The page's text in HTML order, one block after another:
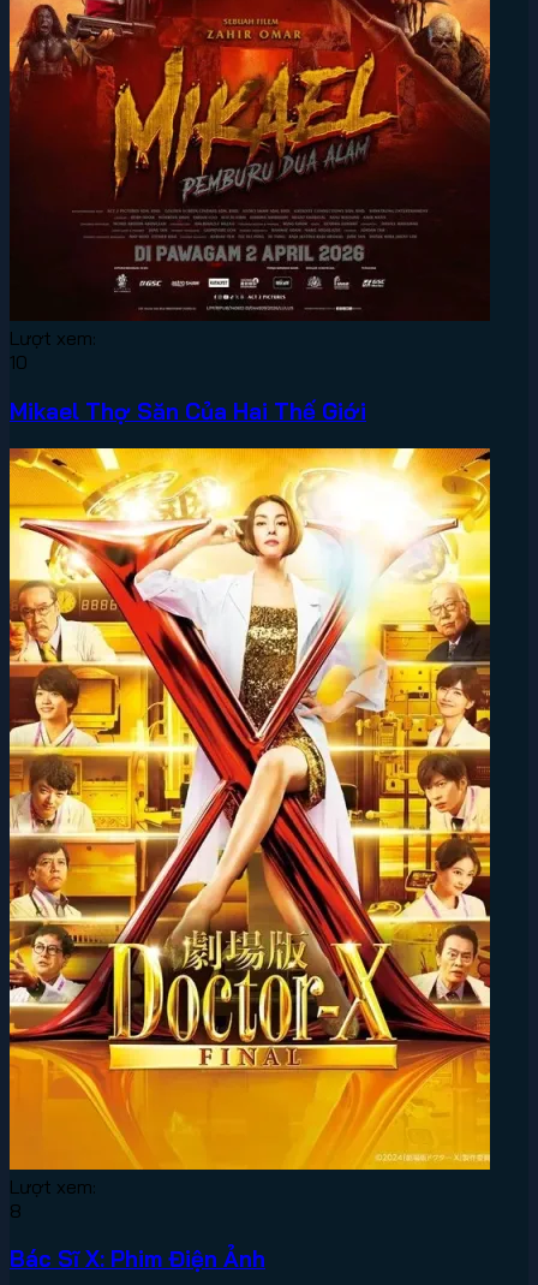
Lượt xem:
10
Mikael Thợ Săn Của Hai Thế Giới
Lượt xem:
8
Bác Sĩ X: Phim Điện Ảnh